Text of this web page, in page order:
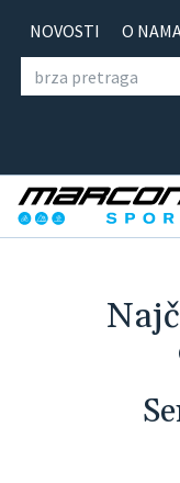
NOVOSTI O